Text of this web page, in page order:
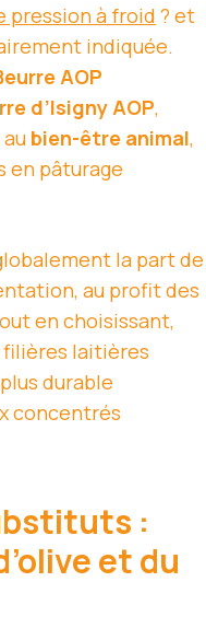
pression à froid ? et
indiquée.
AOP
d’Isigny AOP,
bien-être animal,
en pâturage
la part de
au profit des
en choisissant,
filières laitières
durable
concentrés
:
et du